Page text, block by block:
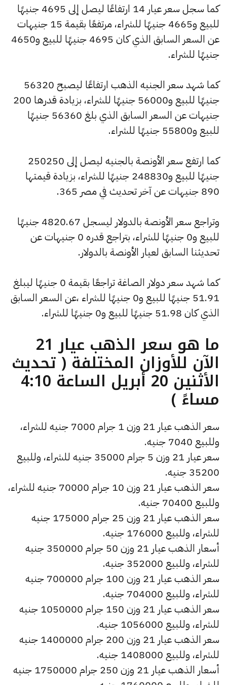
كما سجل سعر عيار 14 ارتفاعًا ليصل إلى 4695 جنيهًا
للبيع و4665 جنيهًا للشراء، مرتفعًا بقيمة 15 جنيهات
عن السعر السابق الذي كان 4695 جنيهًا للبيع و4650
جنيهًا للشراء.
كما شهد سعر الجنيه الذهب ارتفاعًا ليصبح 56320
جنيهًا للبيع و56000 جنيهًا للشراء، بزيادة قدرها 200
جنيهات عن السعر السابق الذي بلغ 56360 جنيهًا
للبيع و55800 جنيهًا للشراء.
كما ارتفع سعر الأونصة بالجنيه ليصل إلى 250250
جنيهًا للبيع و248830 جنيهًا للشراء، بزيادة قيمتها
890 جنيهات عن آخر تحديث في مصر 365.
وتراجع سعر الأونصة بالدولار ليسجل 4820.67 جنيهًا
للبيع و0 جنيهًا للشراء، بتراجع قدره 0 جنيهات عن
تحديثنا السابق لعيار الأونصة بالدولار.
كما شهد سعر دولار الصاغة تراجعًا بقيمة 0 جنيهًا ليبلغ
51.91 جنيهًا للبيع و0 جنيهًا للشراء ،عن السعر السابق
الذي كان 51.98 جنيهًا للبيع و0 جنيهًا للشراء.
ما هو سعر الذهب عيار 21
الآن للأوزان المختلفة ( تحديث
الأثنين 20 أبريل الساعة 4:10
مساءً )
سعر الذهب عيار 21 وزن 1 جرام 7000 جنيه للشراء،
وللبيع 7040 جنيه.
سعر عيار 21 وزن 5 جرام 35000 جنيه للشراء، وللبيع
35200 جنيه.
سعر الذهب عيار 21 وزن 10 جرام 70000 جنيه للشراء،
وللبيع 70400 جنيه.
سعر الذهب عيار 21 وزن 25 جرام 175000 جنيه
للشراء، وللبيع 176000 جنيه.
أسعار الذهب عيار 21 وزن 50 جرام 350000 جنيه
للشراء، وللبيع 352000 جنيه.
سعر الذهب عيار 21 وزن 100 جرام 700000 جنيه
للشراء، وللبيع 704000 جنيه.
سعر الذهب عيار 21 وزن 150 جرام 1050000 جنيه
للشراء، وللبيع 1056000 جنيه.
سعر الذهب عيار 21 وزن 200 جرام 1400000 جنيه
للشراء، وللبيع 1408000 جنيه.
أسعار الذهب عيار 21 وزن 250 جرام 1750000 جنيه